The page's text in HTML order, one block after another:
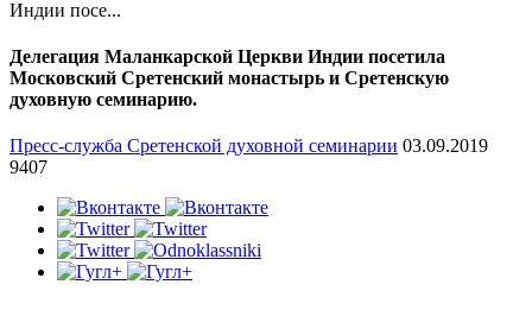
Индии посе...
Делегация Маланкарской Церкви Индии посетила
Московский Сретенский монастырь и Сретенскую
духовную семинарию.
Пресс-служба Сретенской духовной семинарии 03.09.2019
9407